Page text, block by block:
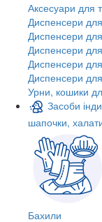
Аксесуари для
Диспенсери для
Диспенсери для
Диспенсери
Диспенсери
Диспенсери
Урни, кошики
Засоби
шапочки,
Бахили